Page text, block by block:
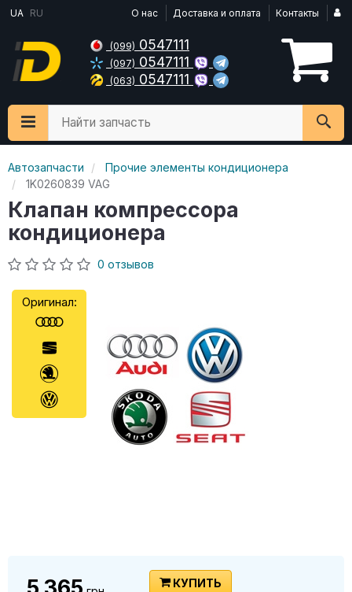
UA RU О нас Доставка и оплата Контакты
(099) 0547111
(097) 0547111
(063) 0547111
Найти запчасть
Автозапчасти
Прочие элементы кондиционера
1K0260839 VAG
Клапан компрессора
кондиционера
0 отзывов
Оригинал:
КУПИТЬ